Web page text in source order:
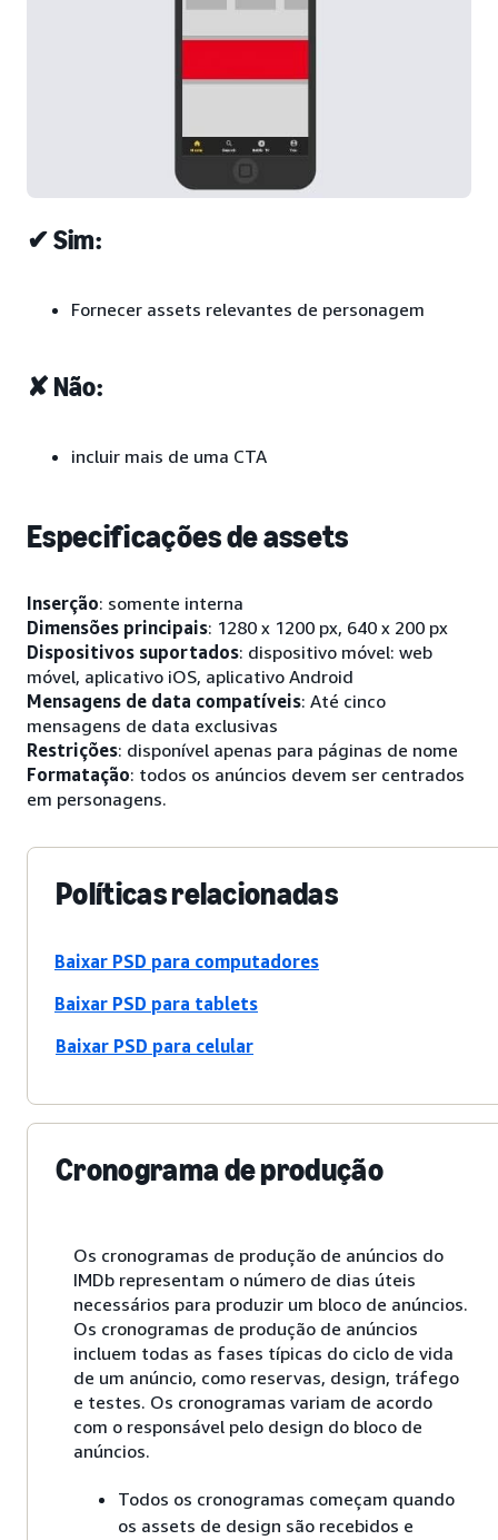
✔ Sim:
Fornecer assets relevantes de personagem
✘ Não:
incluir mais de uma CTA
Especificações de assets
Inserção: somente interna
Dimensões principais: 1280 x 1200 px, 640 x 200 px
Dispositivos suportados: dispositivo móvel: web
móvel, aplicativo iOS, aplicativo Android
Mensagens de data compatíveis: Até cinco
mensagens de data exclusivas
Restrições: disponível apenas para páginas de nome
Formatação: todos os anúncios devem ser centrados
em personagens.
Políticas relacionadas
Baixar PSD para computadores
Baixar PSD para tablets
Baixar PSD para celular
Cronograma de produção
Os cronogramas de produção de anúncios do
IMDb representam o número de dias úteis
necessários para produzir um bloco de anúncios.
Os cronogramas de produção de anúncios
incluem todas as fases típicas do ciclo de vida
de um anúncio, como reservas, design, tráfego
e testes. Os cronogramas variam de acordo
com o responsável pelo design do bloco de
anúncios.
Todos os cronogramas começam quando
os assets de design são recebidos e